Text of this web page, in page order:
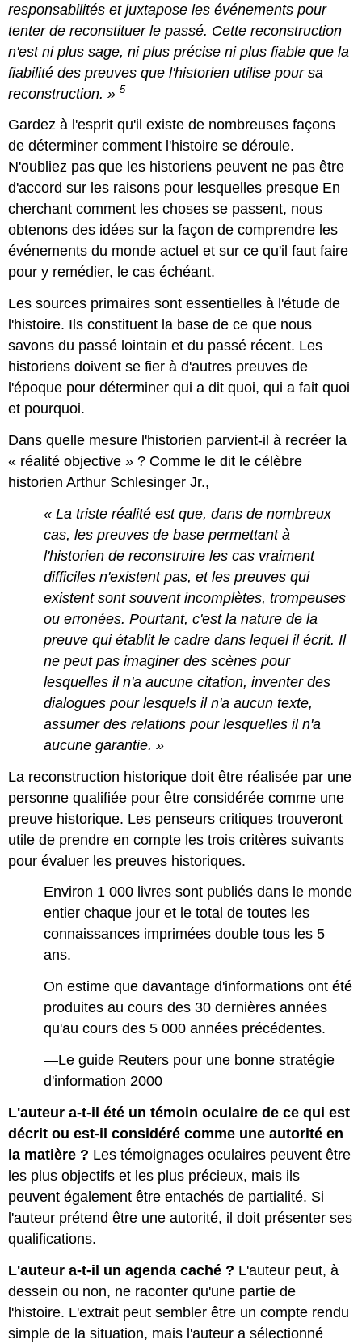
responsabilités et juxtapose les événements pour
tenter de reconstituer le passé. Cette reconstruction
n'est ni plus sage, ni plus précise ni plus fiable que la
fiabilité des preuves que l'historien utilise pour sa
reconstruction. »5
Gardez à l'esprit qu'il existe de nombreuses façons
de déterminer comment l'histoire se déroule.
N'oubliez pas que les historiens peuvent ne pas être
d'accord sur les raisons pour lesquelles presque En
cherchant comment les choses se passent, nous
obtenons des idées sur la façon de comprendre les
événements du monde actuel et sur ce qu'il faut faire
pour y remédier, le cas échéant.
Les sources primaires sont essentielles à l'étude de
l'histoire. Ils constituent la base de ce que nous
savons du passé lointain et du passé récent. Les
historiens doivent se fier à d'autres preuves de
l'époque pour déterminer qui a dit quoi, qui a fait quoi
et pourquoi.
Dans quelle mesure l'historien parvient-il à recréer la
« réalité objective » ? Comme le dit le célèbre
historien Arthur Schlesinger Jr.,
« La triste réalité est que, dans de nombreux
cas, les preuves de base permettant à
l'historien de reconstruire les cas vraiment
difficiles n'existent pas, et les preuves qui
existent sont souvent incomplètes, trompeuses
ou erronées. Pourtant, c'est la nature de la
preuve qui établit le cadre dans lequel il écrit. Il
ne peut pas imaginer des scènes pour
lesquelles il n'a aucune citation, inventer des
dialogues pour lesquels il n'a aucun texte,
assumer des relations pour lesquelles il n'a
aucune garantie. »
La reconstruction historique doit être réalisée par une
personne qualifiée pour être considérée comme une
preuve historique. Les penseurs critiques trouveront
utile de prendre en compte les trois critères suivants
pour évaluer les preuves historiques.
Environ 1 000 livres sont publiés dans le monde
entier chaque jour et le total de toutes les
connaissances imprimées double tous les 5
ans.
On estime que davantage d'informations ont été
produites au cours des 30 dernières années
qu'au cours des 5 000 années précédentes.
—Le guide Reuters pour une bonne stratégie
d'information 2000
L'auteur a-t-il été un témoin oculaire de ce qui est
décrit ou est-il considéré comme une autorité en
la matière ? Les témoignages oculaires peuvent être
les plus objectifs et les plus précieux, mais ils
peuvent également être entachés de partialité. Si
l'auteur prétend être une autorité, il doit présenter ses
qualifications.
L'auteur a-t-il un agenda caché ? L'auteur peut, à
dessein ou non, ne raconter qu'une partie de
l'histoire. L'extrait peut sembler être un compte rendu
simple de la situation, mais l'auteur a sélectionné